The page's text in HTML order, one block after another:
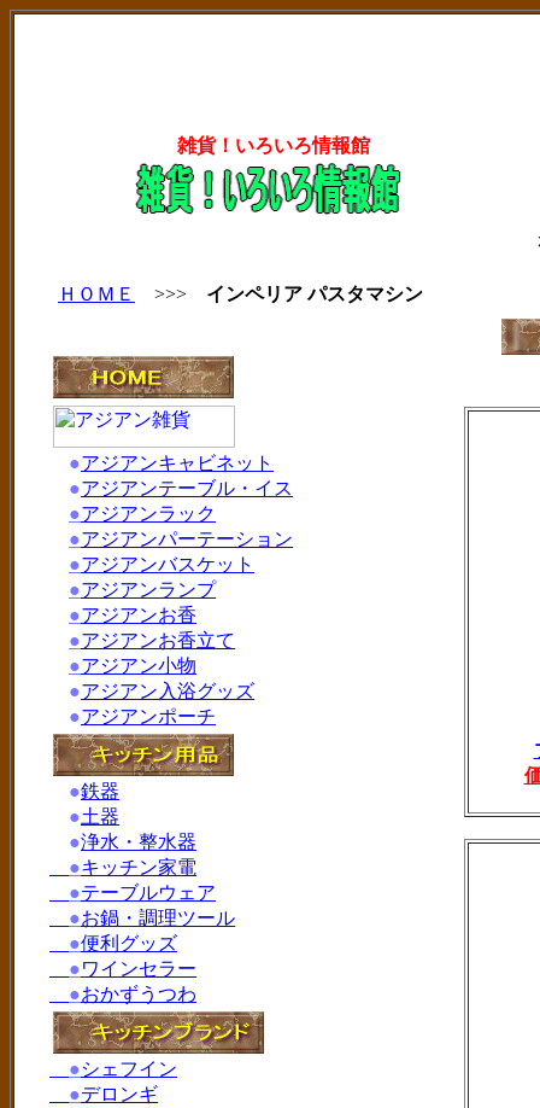
雑貨！いろいろ情報館
ＨＯＭＥ >>> インペリア パスタマシン
●アジアンキャビネット
●アジアンテーブル・イス
●アジアンラック
●アジアンパーテーション
●アジアンバスケット
●アジアンランプ
●アジアンお香
●アジアンお香立て
●アジアン小物
●アジアン入浴グッズ
●アジアンポーチ
●鉄器
●土器
●浄水・整水器
●キッチン家電
●テーブルウェア
●お鍋・調理ツール
●便利グッズ
●ワインセラー
●おかずうつわ
●シェフイン
●デロンギ